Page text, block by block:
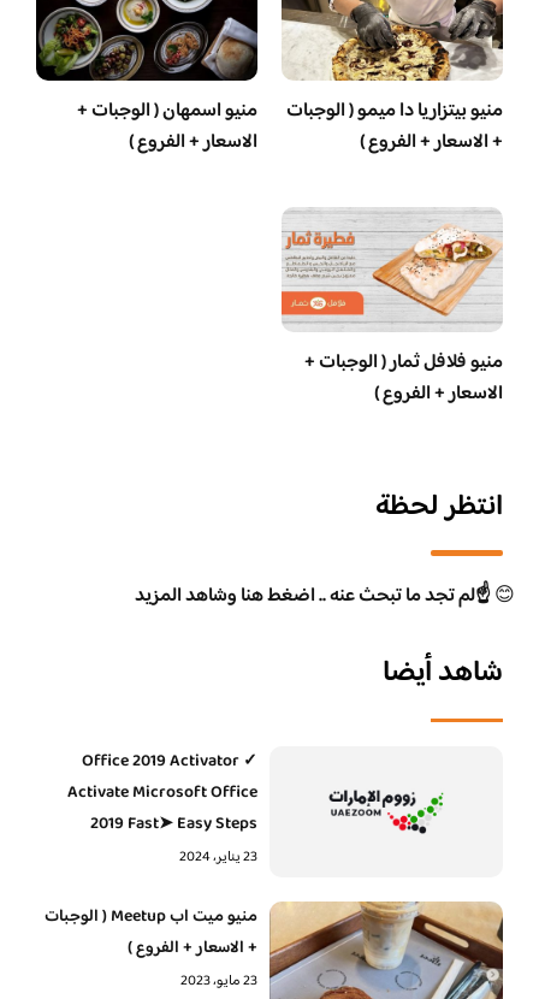
منيو بيتزاريا دا ميمو ( الوجبات
+ الاسعار + الفروع )
منيو اسمهان ( الوجبات +
الاسعار + الفروع )
منيو فلافل ثمار ( الوجبات +
الاسعار + الفروع )
انتظر لحظة
😊☝️لم تجد ما تبحث عنه .. اضغط هنا وشاهد المزيد
شاهد أيضا
Office 2019 Activator ✓
Activate Microsoft Office
2019 Fast➤ Easy Steps
23 يناير، 2024
منيو ميت اب Meetup ( الوجبات
+ الاسعار + الفروع )
23 مايو، 2023